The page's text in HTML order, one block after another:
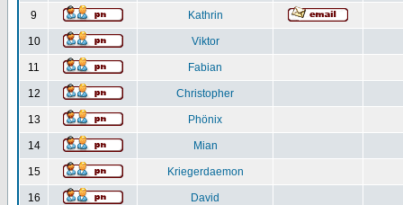
9 Kathrin
10 Viktor
11 Fabian
12 Christopher
13 Phönix
14 Mian
15 Kriegerdaemon
16 David